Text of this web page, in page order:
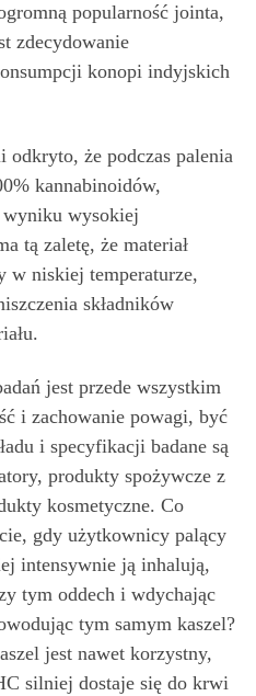
popularność jointa,
zdecydowanie
konopi indyjskich
że podczas palenia
kannabinoidów,
wyniku wysokiej
tą zaletę, że materiał
w niskiej temperaturze,
składników
jest przede wszystkim
i zachowanie powagi, być
i specyfikacji badane są
produkty spożywcze z
kosmetyczne. Co
gdy użytkownicy palący
intensywnie ją inhalują,
tym oddech i wdychając
tym samym kaszel?
jest nawet korzystny,
silniej dostaje się do krwi